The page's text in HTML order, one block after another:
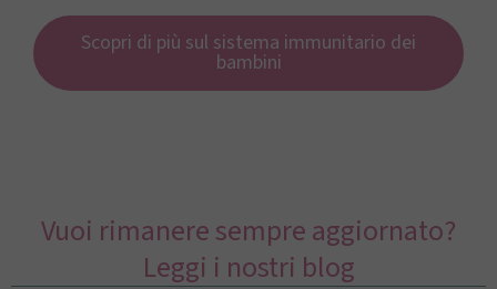
Scopri di più sul sistema immunitario dei
bambini
Vuoi rimanere sempre aggiornato?
Leggi i nostri blog